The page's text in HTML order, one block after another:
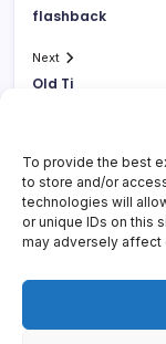
To provide the best
to store and/or
technologies will
or unique IDs on this
may adversely affect
flashback
Next
Old Tj